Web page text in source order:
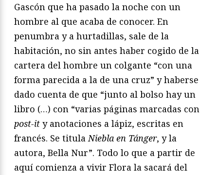
Gascón que ha pasado la noche con un
hombre al que acaba de conocer. En
penumbra y a hurtadillas, sale de la
habitación, no sin antes haber cogido de la
cartera del hombre un colgante “con una
forma parecida a la de una cruz” y haberse
dado cuenta de que “junto al bolso hay un
libro (…) con “varias páginas marcadas con
post-it y anotaciones a lápiz, escritas en
francés. Se titula Niebla en Tánger, y la
autora, Bella Nur”. Todo lo que a partir de
aquí comienza a vivir Flora la sacará del